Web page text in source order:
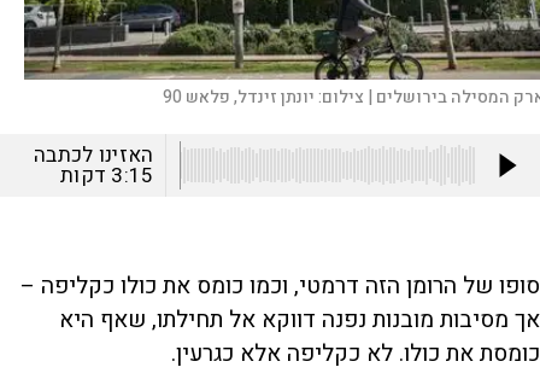
המסילה בירושלים | צילום:יונתן זינדל, פלאש 90
האזינו לכתבה
3:15 דקות
סופו של הרומן הזה דרמטי, וכמו כומס את כולו כקליפה –
אך מסיבות מובנות נפנה דווקא אל תחילתו, שאף היא
כומסת את כולו. לא כקליפה אלא כגרעין.